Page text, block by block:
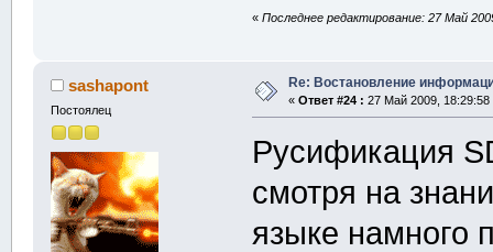
«Последнее редактирование: 27 Май
sashapont
Постоялец
Re: Востановление
« Ответ #24 : 27 Май 2009, 18:29:58
Русификация
смотря на
языке намного